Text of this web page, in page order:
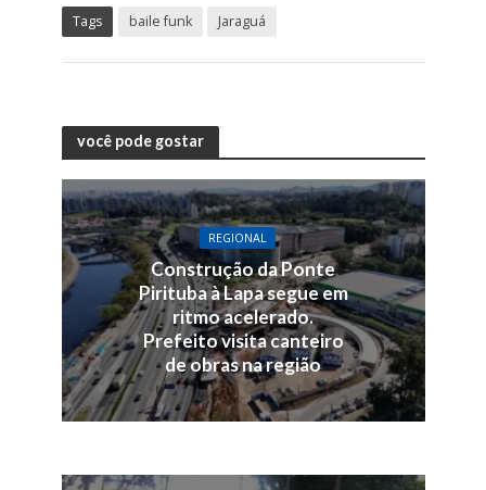
Tags baile funk Jaraguá
você pode gostar
REGIONAL
Construção da Ponte
Pirituba à Lapa segue em
ritmo acelerado.
Prefeito visita canteiro
de obras na região